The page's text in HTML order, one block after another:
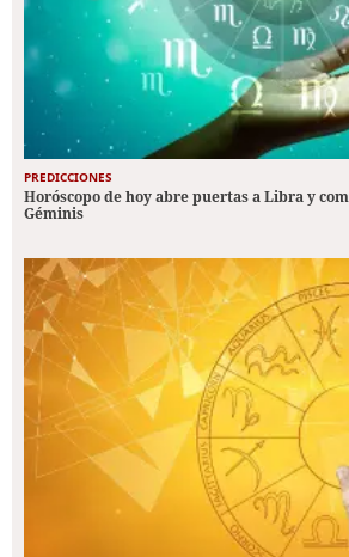
PREDICCIONES
Horóscopo de hoy abre puertas a Libra y
Géminis